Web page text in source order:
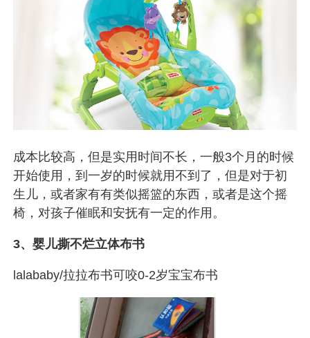
成本比较高，但是实用时间不长，一般3个月的时候
开始使用，到一岁的时候就用不到了，但是对于初
生儿，或者家有有类似摇篮的东西，或者是这个摇
椅，对孩子催眠和安抚有一定的作用。
3、婴儿撕不烂立体布书
lalababy/拉拉布书可咬0-2岁宝宝布书